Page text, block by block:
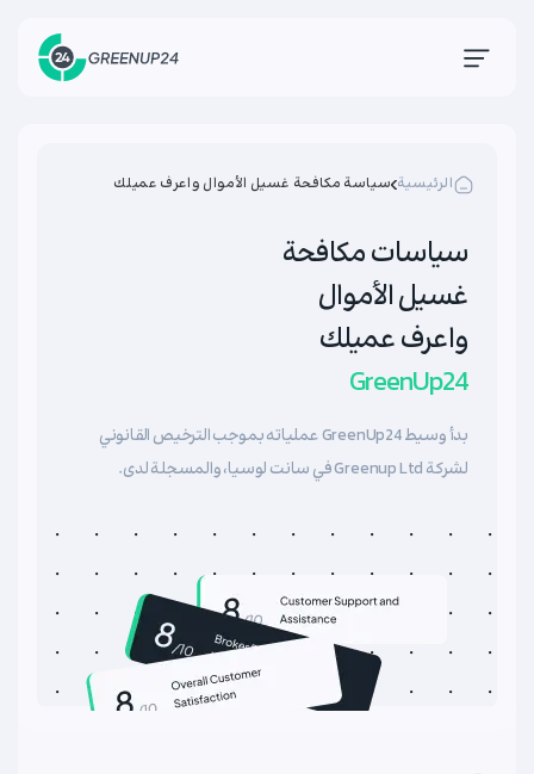
الرئيسية سياسة مكافحة غسيل الأموال واعرف عميلك
سياسات مكافحة
غسيل الأموال
واعرف عميلك
GreenUp24
بدأ وسيط GreenUp24 عملياته بموجب الترخيص القانوني
لشركة Greenup Ltd في سانت لوسيا، والمسجلة لدى.